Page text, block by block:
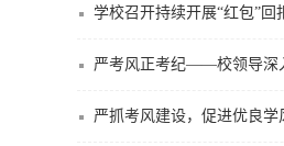
学校召开持续开展“红包”
严考风正考纪——校领导深
严抓考风建设，促进优良